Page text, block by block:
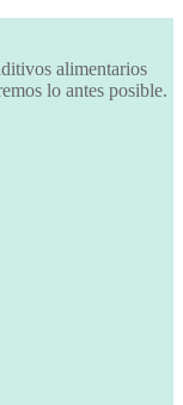
alimentarios
lo antes posible.